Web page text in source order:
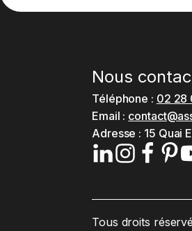
Nous
Téléphone : 02 28
Email :
Adresse : 15 Quai
Tous droits